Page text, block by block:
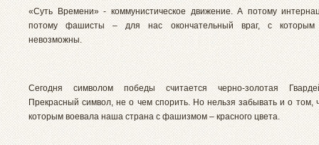
«Суть Времени» - коммунистическое движение. А потому
потому фашисты – для нас окончательный враг, с которым
невозможны.
Сегодня символом победы считается черно-золотая
Прекрасный символ, не о чем спорить. Но нельзя забывать и о том,
которым воевала наша страна с фашизмом – красного цвета.